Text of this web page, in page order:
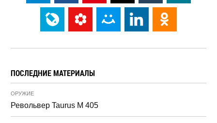
ПОСЛЕДНИЕ МАТЕРИАЛЫ
ОРУЖИЕ
Револьвер Taurus M 405